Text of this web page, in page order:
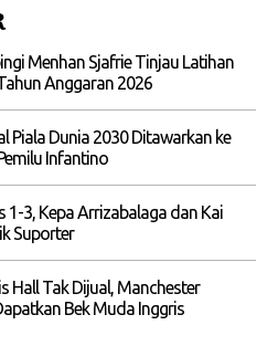
Menhan Sjafrie Tinjau Latihan
Anggaran 2026
Piala Dunia 2030 Ditawarkan ke
Infantino
1-3, Kepa Arrizabalaga dan Kai
Suporter
Hall Tak Dijual, Manchester
Bek Muda Inggris